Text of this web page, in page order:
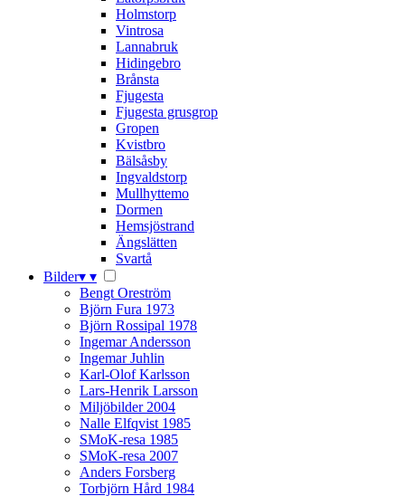
Holmstorp
Vintrosa
Lannabruk
Hidingebro
Brånsta
Fjugesta
Fjugesta grusgrop
Gropen
Kvistbro
Bälsåsby
Ingvaldstorp
Mullhyttemo
Dormen
Hemsjöstrand
Ängslätten
Svartå
Bilder▾ ▾
Bengt Oreström
Björn Fura 1973
Björn Rossipal 1978
Ingemar Andersson
Ingemar Juhlin
Karl-Olof Karlsson
Lars-Henrik Larsson
Miljöbilder 2004
Nalle Elfqvist 1985
SMoK-resa 1985
SMoK-resa 2007
Anders Forsberg
Torbjörn Hård 1984